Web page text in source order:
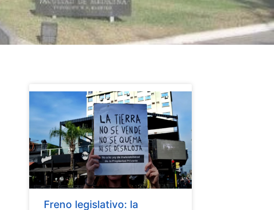
Freno legislativo: la